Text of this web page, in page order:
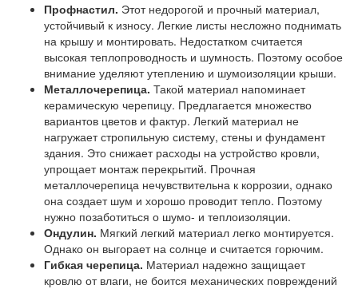
Профнастил. Этот недорогой и прочный материал,
устойчивый к износу. Легкие листы несложно поднимать
на крышу и монтировать. Недостатком считается
высокая теплопроводность и шумность. Поэтому особое
внимание уделяют утеплению и шумоизоляции крыши.
Металлочерепица. Такой материал напоминает
керамическую черепицу. Предлагается множество
вариантов цветов и фактур. Легкий материал не
нагружает стропильную систему, стены и фундамент
здания. Это снижает расходы на устройство кровли,
упрощает монтаж перекрытий. Прочная
металлочерепица нечувствительна к коррозии, однако
она создает шум и хорошо проводит тепло. Поэтому
нужно позаботиться о шумо- и теплоизоляции.
Ондулин. Мягкий легкий материал легко монтируется.
Однако он выгорает на солнце и считается горючим.
Гибкая черепица. Материал надежно защищает
кровлю от влаги, не боится механических повреждений